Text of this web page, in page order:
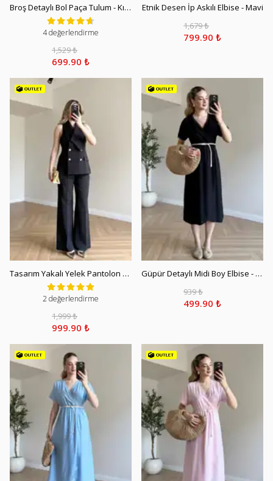
Broş Detaylı Bol Paça Tulum - Kırmızı
4 değerlendirme
1,529 ₺
699.90 ₺
Etnik Desen İp Askılı Elbise - Mavi
1,679 ₺
799.90 ₺
Tasarım Yakalı Yelek Pantolon Set - Siyah
2 değerlendirme
1,999 ₺
999.90 ₺
Güpür Detaylı Midi Boy Elbise - Siyah
939 ₺
499.90 ₺